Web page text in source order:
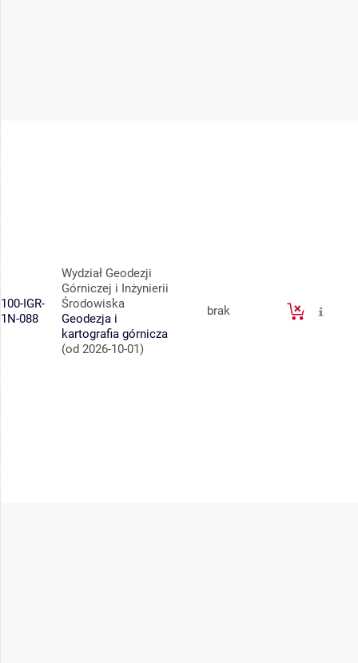
100-IGR-
1N-088
Wydział Geodezji
Górniczej i Inżynierii
Środowiska
Geodezja i
kartografia górnicza
(od 2026-10-01)
brak